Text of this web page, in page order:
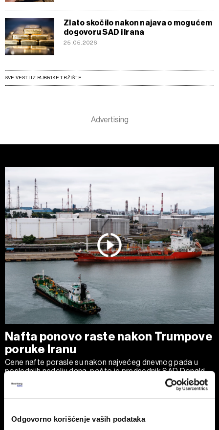
Odgovorno korišćenje vaših podataka
Zlato skočilo nakon najava o mogućem
dogovoru SAD i Irana
25.05.2026
SVE VESTI IZ RUBRIKE TRŽIŠTE
Nafta ponovo raste nakon Trumpove
poruke Iranu
Cene nafte porasle su nakon najvećeg dnevnog pada u
poslednjih nedelju dana, pošto je predsednik SAD Donald
Trump izjavio da je Teheranu ponudio 'poslednju priliku' za
dogovor, očekujući da će Ormuski moreuz uskoro biti
potpuno otvoren za plovidbu.